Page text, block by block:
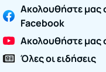
Ακολουθήστε μας
Facebook
Ακολουθήστε μας
Όλες οι ειδήσεις